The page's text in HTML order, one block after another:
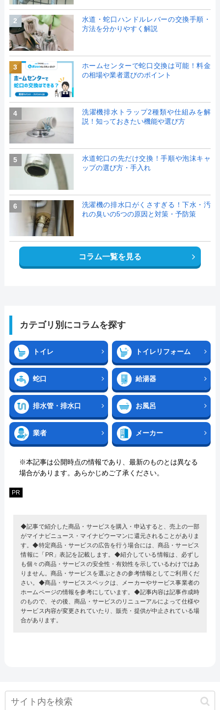
2
水道・蛇口ハンドルレバーの交換手順・
方法を分かりやすく解説
3
ホームセンターで蛇口交換は可能！料金
の相場や業者選びのポイント
4
洗濯機排水トラップ2種類や仕組みを解
説！知っておきたい機能や選び方
5
水道蛇口の先だけ交換！手順や泡沫キャ
ップの選び方・手入れ
6
洗濯機の排水口がくさすぎる！下水・汚
れの臭いの5つの原因と対策・予防策
コラム一覧を見る
カテゴリ別にコラムを探す
トイレ トイレリフォーム
蛇口 給湯器
排水管・排水口 お風呂
業者 メーカー
※本記事は公開時点の情報であり、最新のものとは異なる
場合があります。あらかじめご了承ください。
PR
◆記事で紹介した商品・サービスを購入・申込すると、売上の一部
がマイナビニュース・マイナビウーマンに還元されることがありま
す。◆特定商品・サービスの広告を行う場合には、商品・サービス
情報に「PR」表記を記載します。◆紹介している情報は、必ずし
も個々の商品・サービスの安全性・有効性を示しているわけではあ
りません。商品・サービスを選ぶときの参考情報としてご利用くだ
さい。◆商品・サービススペックは、メーカーやサービス事業者の
ホームページの情報を参考にしています。◆記事内容は記事作成時
のもので、その後、商品・サービスのリニューアルによって仕様や
サービス内容が変更されていたり、販売・提供が中止されている場
合があります。